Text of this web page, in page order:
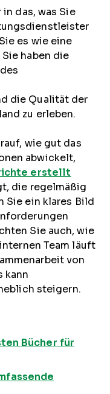
das, was Sie
es wie eine
haben die
die Qualität der
zu erleben.
wie gut das
abwickelt,
erstellt
die regelmäßig
Sie ein klares Bild
Sie auch, wie
Team läuft
von
kann
steigern.
Bücher für